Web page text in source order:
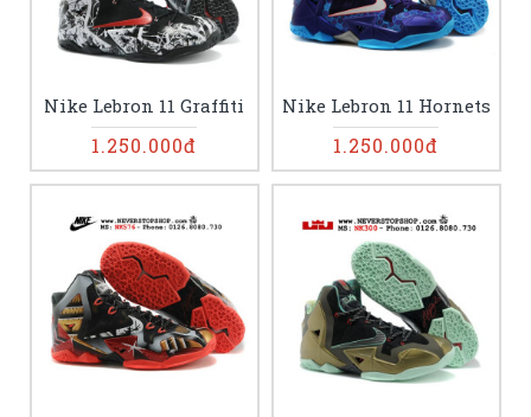
Nike Lebron 11 Graffiti
1.250.000đ
Nike Lebron 11 Hornets
1.250.000đ